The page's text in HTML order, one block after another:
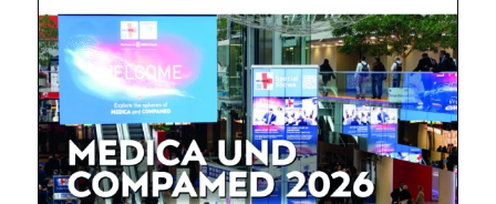
Mit dem |transkript-Newsletter
jede Woche aktuell informiert.